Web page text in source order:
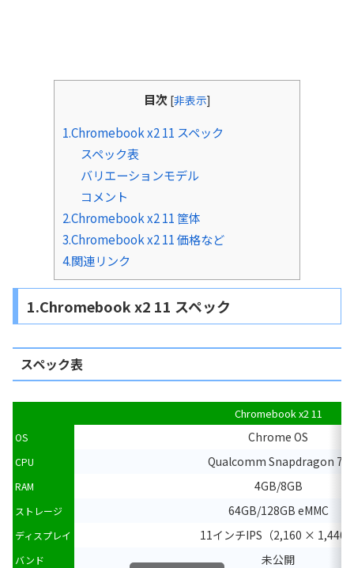
目次 [非表示]
1.Chromebook x2 11 スペック
スペック表
バリエーションモデル
コメント
2.Chromebook x2 11 筐体
3.Chromebook x2 11 価格など
4.関連リンク
1.Chromebook x2 11 スペック
スペック表
Chromebook x2 11
OS Chrome OS
CPU Qualcomm Snapdragon 7c
RAM 4GB/8GB
ストレージ 64GB/128GB eMMC
ディスプレイ 11インチIPS（2,160 × 1,440
バンド 未公開